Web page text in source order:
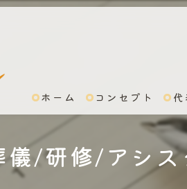
ホーム コンセプト
儀/研修/アシ